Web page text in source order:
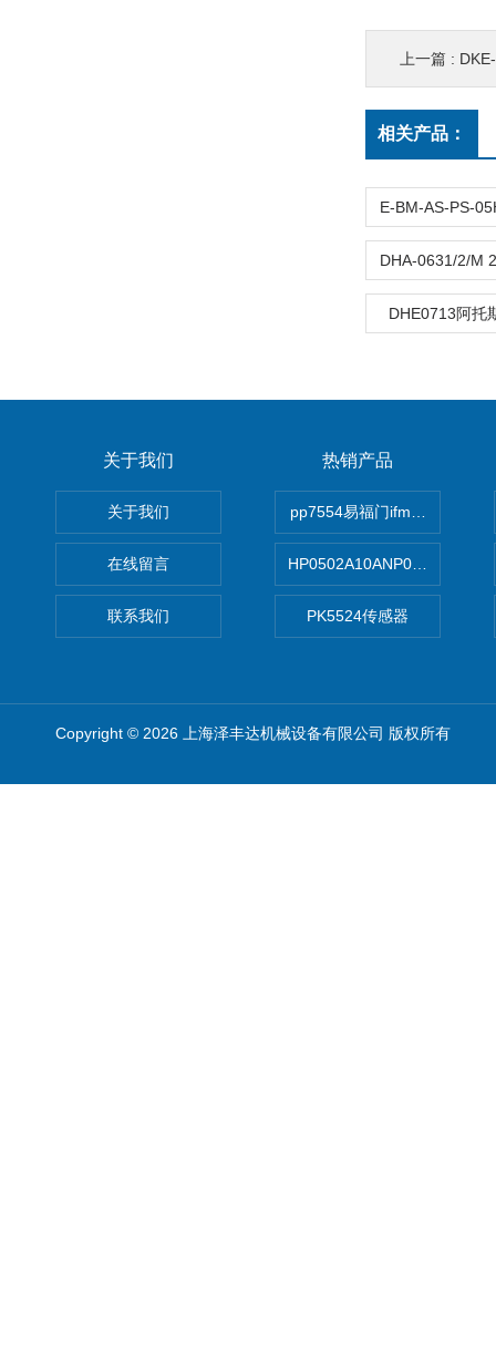
上一篇 :
相关产品：
DHE0713阿托
关于我们
关于我们
在线留言
联系我们
热销产品
pp7554易福门ifm传感器
HP0502A10ANP01滤芯 Mp
PK5524传感器
Copyright © 2026 上海泽丰达机械设备有限公司 版权所有